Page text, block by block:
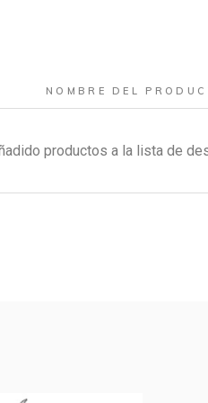
NOMBRE DEL
productos a la lista de